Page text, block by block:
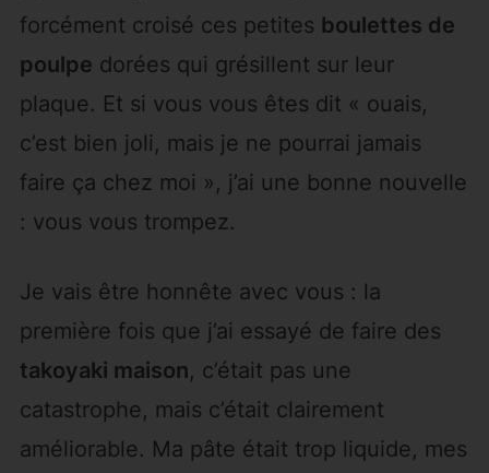
forcément croisé ces petites boulettes de
poulpe dorées qui grésillent sur leur
plaque. Et si vous vous êtes dit « ouais,
c’est bien joli, mais je ne pourrai jamais
faire ça chez moi », j’ai une bonne nouvelle
: vous vous trompez.
Je vais être honnête avec vous : la
première fois que j’ai essayé de faire des
takoyaki maison, c’était pas une
catastrophe, mais c’était clairement
améliorable. Ma pâte était trop liquide, mes